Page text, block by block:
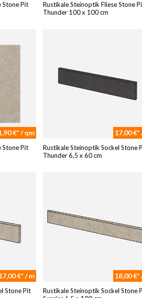
Stone Pit
Rustikale Steinoptik Fliese Stone
Thunder 100 x 100 cm
€* / qm
Stone Pit
17,00 €*
Rustikale Steinoptik Sockel Stone
Thunder 6,5 x 60 cm
€* / m
Stone Pit
18,00 €*
Rustikale Steinoptik Sockel Stone